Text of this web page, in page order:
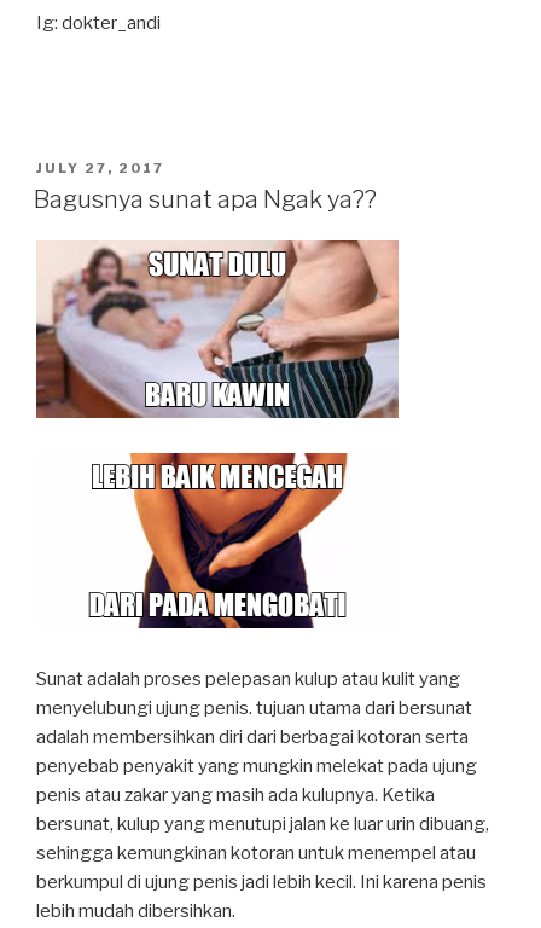
Ig: dokter_andi
POSTED
ON
JULY 27, 2017
Bagusnya sunat apa Ngak ya??
Sunat adalah proses pelepasan kulup atau kulit yang
menyelubungi ujung penis. tujuan utama dari bersunat
adalah membersihkan diri dari berbagai kotoran serta
penyebab penyakit yang mungkin melekat pada ujung
penis atau zakar yang masih ada kulupnya. Ketika
bersunat, kulup yang menutupi jalan ke luar urin dibuang,
sehingga kemungkinan kotoran untuk menempel atau
berkumpul di ujung penis jadi lebih kecil. Ini karena penis
lebih mudah dibersihkan.